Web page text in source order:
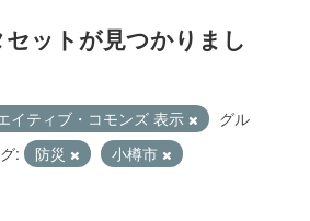
ットが見つかりまし
イティブ・コモンズ 表示
グル
: 防災
小樽市